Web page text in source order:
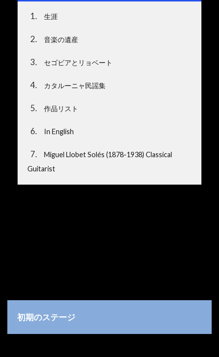
1 生涯
2 音楽の遺産
3 セゴビアとリョベート
4 カタルーニャ民謡集
5 作品リスト
6 In English
7
Miguel Llobet Solés (1878-1938) Classical
Guitarist
初期のステージ